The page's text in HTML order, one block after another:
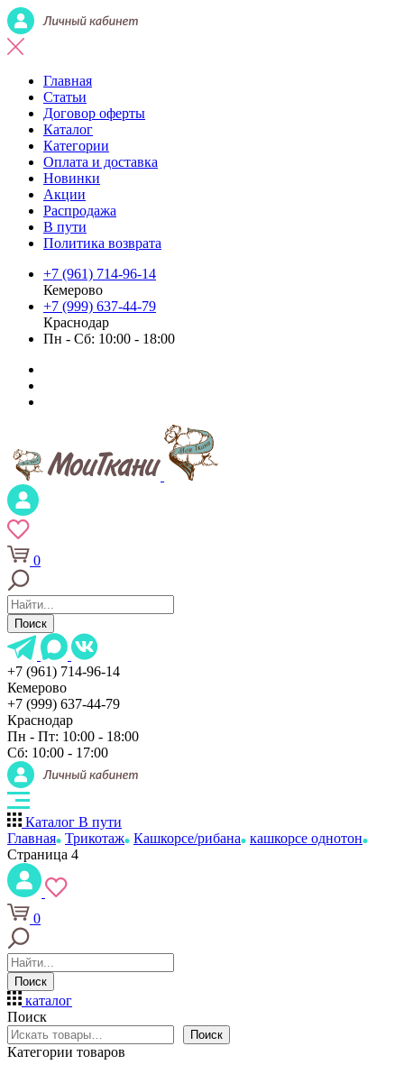
Главная
Статьи
Договор оферты
Каталог
Категории
Оплата и доставка
Новинки
Акции
Распродажа
В пути
Политика возврата
+7 (961) 714-96-14
Кемерово
+7 (999) 637-44-79
Краснодар
Пн - Сб: 10:00 - 18:00
0
Поиск
+7 (961) 714-96-14
Кемерово
+7 (999) 637-44-79
Краснодар
Пн - Пт: 10:00 - 18:00
Сб: 10:00 - 17:00
Каталог В пути
Главная Трикотаж Кашкорсе/рибана
кашкорсе однотон
Страница 4
0
Поиск
каталог
Поиск
Поиск
Категории товаров